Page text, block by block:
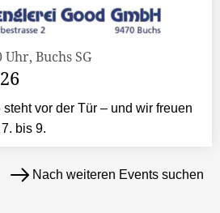
Uhr, Buchs SG
vor der Tür – und wir freuen
bis 9.
Nach weiteren Events suchen